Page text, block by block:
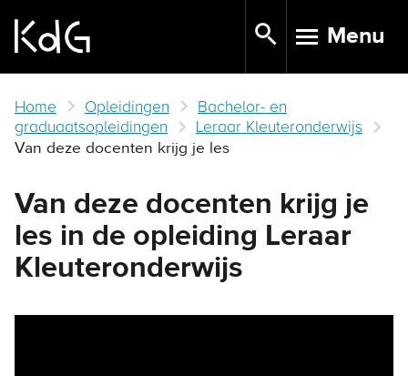
main
TOGGLE
Menu
Home Opleidingen
Bachelor- en
graduaatsopleidingen
Leraar Kleuteronderwijs
Van deze docenten krijg je les
Van deze docenten krijg je
les in de opleiding Leraar
Kleuteronderwijs